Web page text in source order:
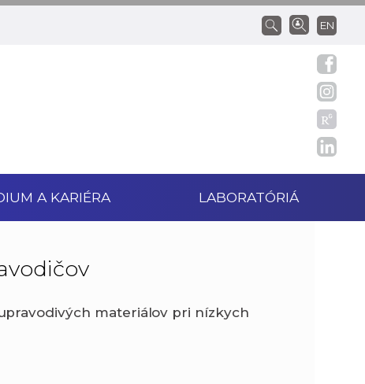
EN
A KARIÉRA LABORATÓRIÁ
materiálov pri nízkych